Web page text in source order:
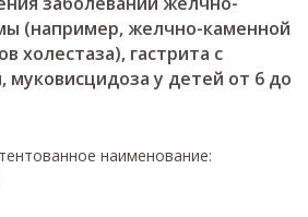
(например, желчно-каменной
холестаза), гастрита с
у детей от 6 до
наименование: